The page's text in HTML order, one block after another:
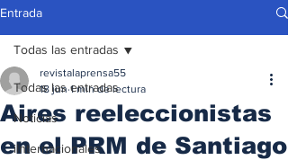
Entrada
Todas las entradas
Noticias
iInternacionales
Todas las entradas
Aires reeleccionistas
en el PRM de Santiago
revistalaprensa55
18 jun 1 min de lectura